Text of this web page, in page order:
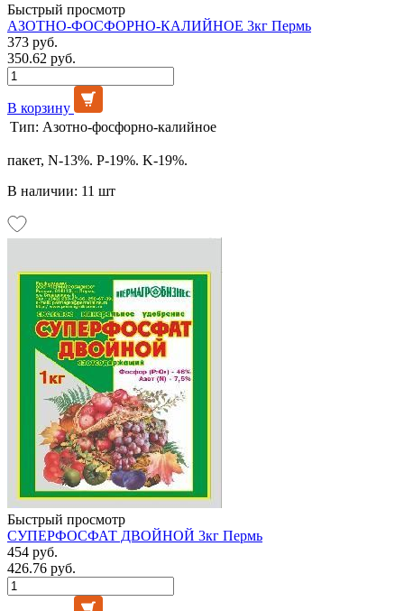
Быстрый просмотр
АЗОТНО-ФОСФОРНО-КАЛИЙНОЕ 3кг Пермь
373 руб.
350.62 руб.
В корзину
Тип: Азотно-фосфорно-калийное
пакет, N-13%. P-19%. K-19%.
В наличии: 11 шт
Быстрый просмотр
СУПЕРФОСФАТ ДВОЙНОЙ 3кг Пермь
454 руб.
426.76 руб.